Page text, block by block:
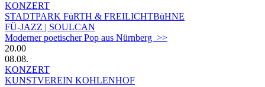
KONZERT
STADTPARK FüRTH & FREILICHTBüHNE
FÜ-JAZZ | SOULCAN
Moderner poetischer Pop aus Nürnberg >>
20.00
08.08.
KONZERT
KUNSTVEREIN KOHLENHOF